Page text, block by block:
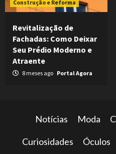
Construção e Reforma
Revitalização de
Fachadas: Como Deixar
Seu Prédio Moderno e
Atraente
8 meses ago Portal Agora
Notícias Moda
Curiosidades Óculos